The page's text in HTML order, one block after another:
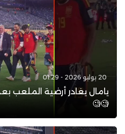
20 يوليو 2026 - 01:29
يامال يغادر أرضية الملعب
🧐🧐